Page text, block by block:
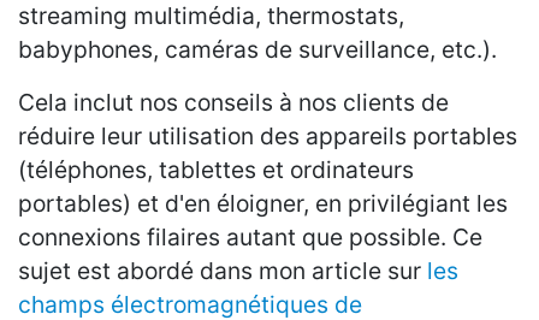
streaming multimédia, thermostats,
babyphones, caméras de surveillance, etc.).
Cela inclut nos conseils à nos clients de
réduire leur utilisation des appareils portables
(téléphones, tablettes et ordinateurs
portables) et d'en éloigner, en privilégiant les
connexions filaires autant que possible. Ce
sujet est abordé dans mon article sur les
champs électromagnétiques de